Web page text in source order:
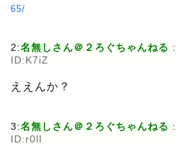
65/
2:名無しさん＠２ろぐちゃんねる :
ID:K7iZ
ええんか？
3:名無しさん＠２ろぐちゃんねる :
ID:r0lI